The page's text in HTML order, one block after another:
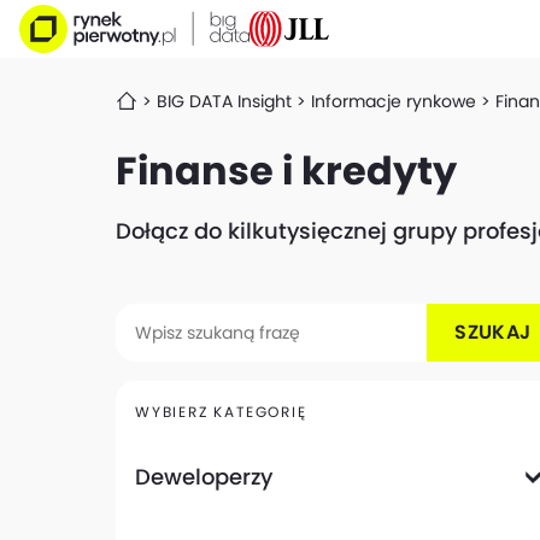
BIG DATA Insight Informacje rynkowe
Finanse i kredyty
Dołącz do kilkutysięcznej grupy
SZUKAJ
WYBIERZ KATEGORIĘ
Deweloperzy